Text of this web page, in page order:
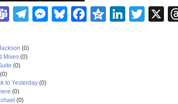
TeamsTelegram
Messenger
Bluesky
Facebook
Qzone X
(0)
Mixes (0)
(0)
(0)
to Yesterday (0)
(0)
(0)